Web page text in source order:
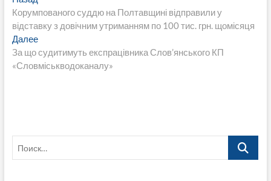
по
записям
запись:
Корумпованого суддю на Полтавщині відправили у
відставку з довічним утриманням по 100 тис. грн. щомісяця
ДалееСледующая
запись:
За що судитимуть експрацівника Слов’янського КП
«Словміськводоканалу»
Поиск…